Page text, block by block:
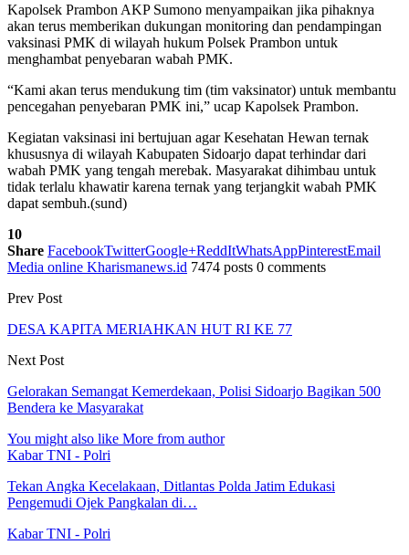
Kapolsek Prambon AKP Sumono menyampaikan jika pihaknya
akan terus memberikan dukungan monitoring dan pendampingan
vaksinasi PMK di wilayah hukum Polsek Prambon untuk
menghambat penyebaran wabah PMK.
“Kami akan terus mendukung tim (tim vaksinator) untuk membantu
pencegahan penyebaran PMK ini,” ucap Kapolsek Prambon.
Kegiatan vaksinasi ini bertujuan agar Kesehatan Hewan ternak
khususnya di wilayah Kabupaten Sidoarjo dapat terhindar dari
wabah PMK yang tengah merebak. Masyarakat dihimbau untuk
tidak terlalu khawatir karena ternak yang terjangkit wabah PMK
dapat sembuh.(sund)
10
Share FacebookTwitterGoogle+ReddItWhatsAppPinterestEmail
Media online Kharismanews.id 7474 posts 0 comments
Prev Post
DESA KAPITA MERIAHKAN HUT RI KE 77
Next Post
Gelorakan Semangat Kemerdekaan, Polisi Sidoarjo Bagikan 500
Bendera ke Masyarakat
You might also like More from author
Kabar TNI - Polri
Tekan Angka Kecelakaan, Ditlantas Polda Jatim Edukasi
Pengemudi Ojek Pangkalan di…
Kabar TNI - Polri